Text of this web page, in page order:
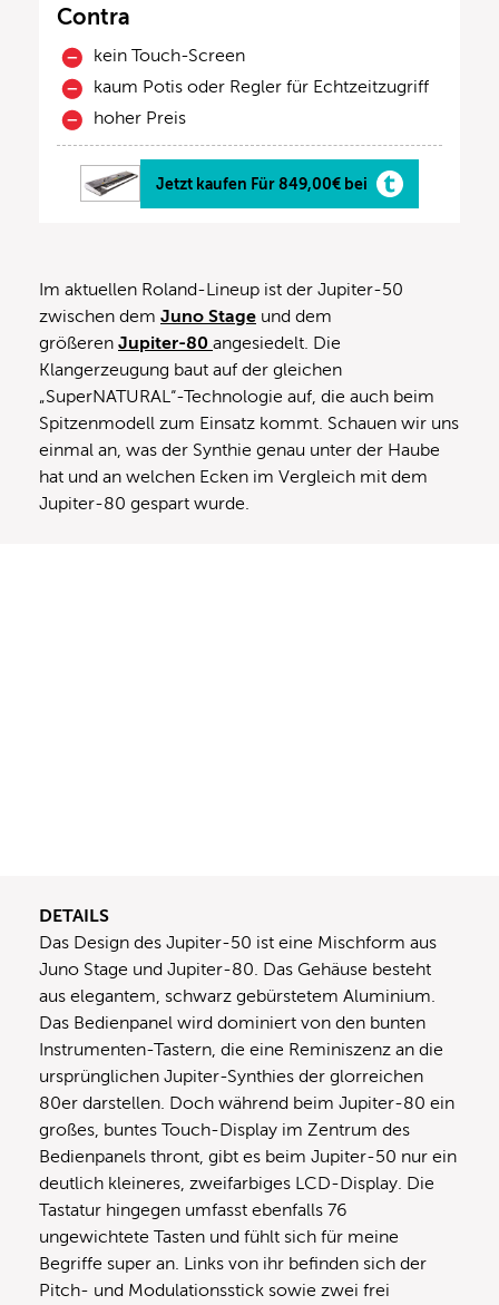
Contra
kein Touch-Screen
kaum Potis oder Regler für Echtzeitzugriff
hoher Preis
Jetzt kaufen Für 849,00€ bei
Im aktuellen Roland-Lineup ist der Jupiter-50
zwischen dem Juno Stage und dem
größeren Jupiter-80 angesiedelt. Die
Klangerzeugung baut auf der gleichen
„SuperNATURAL“-Technologie auf, die auch beim
Spitzenmodell zum Einsatz kommt. Schauen wir uns
einmal an, was der Synthie genau unter der Haube
hat und an welchen Ecken im Vergleich mit dem
Jupiter-80 gespart wurde.
DETAILS
Das Design des Jupiter-50 ist eine Mischform aus
Juno Stage und Jupiter-80. Das Gehäuse besteht
aus elegantem, schwarz gebürstetem Aluminium.
Das Bedienpanel wird dominiert von den bunten
Instrumenten-Tastern, die eine Reminiszenz an die
ursprünglichen Jupiter-Synthies der glorreichen
80er darstellen. Doch während beim Jupiter-80 ein
großes, buntes Touch-Display im Zentrum des
Bedienpanels thront, gibt es beim Jupiter-50 nur ein
deutlich kleineres, zweifarbiges LCD-Display. Die
Tastatur hingegen umfasst ebenfalls 76
ungewichtete Tasten und fühlt sich für meine
Begriffe super an. Links von ihr befinden sich der
Pitch- und Modulationsstick sowie zwei frei